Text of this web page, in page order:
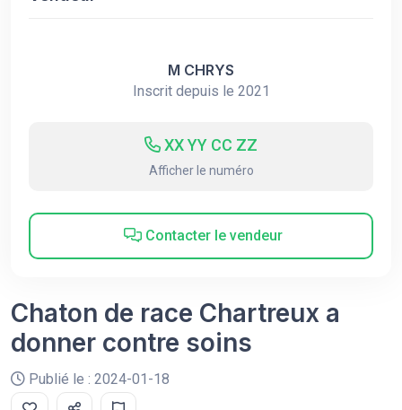
M CHRYS
Inscrit depuis le 2021
XX YY CC ZZ
Afficher le numéro
Contacter le vendeur
Chaton de race Chartreux a
donner contre soins
Publié le : 2024-01-18